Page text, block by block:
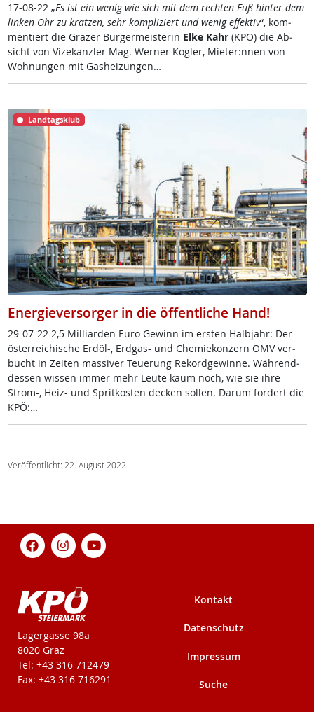
17-08-22 „Es ist ein we­nig wie sich mit dem rech­ten Fuß hin­ter dem
lin­ken Ohr zu krat­zen, sehr kom­p­li­ziert und we­nig ef­fek­tiv“, kom­
men­tiert die Gra­zer Bür­ger­meis­te­rin El­ke Kahr(KPÖ) die Ab­
sicht von Vi­ze­kanz­ler Mag. Wer­ner Kog­ler, Mie­ter:nnen von
Woh­nun­gen mit Gas­hei­zun­gen…
Landtagsklub
Energieversorger in die öffentliche Hand!
29-07-22 2,5 Mil­li­ar­den Eu­ro Ge­winn im ers­ten Halb­jahr: Der
ös­t­er­rei­chi­sche Erd­öl-, Erd­gas- und Che­mie­kon­zern OMV ver­
bucht in Zei­ten mas­si­ver Teue­rung Re­kord­ge­win­ne. Wäh­rend­
des­sen wis­sen im­mer mehr Leu­te kaum noch, wie sie ih­re
Strom-, Heiz- und Sprit­kos­ten de­cken sol­len. Dar­um for­dert die
KPÖ:…
Veröffentlicht: 22. August 2022
KPÖ-Steiermark
Lagergasse 98a
8020 Graz
Tel: +43 316 712479
Fax: +43 316 716291
Kontakt
Datenschutz
Impressum
Suche